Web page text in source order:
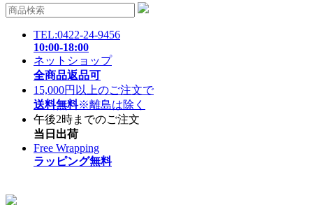
TEL:0422-24-9456
10:00-18:00
ネットショップ
全商品返品可
15,000円以上のご注文で
送料無料※離島は除く
午後2時までのご注文
当日出荷
Free Wrapping
ラッピング無料